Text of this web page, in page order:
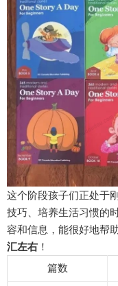
这个阶段孩子们正处于
技巧、培养生活习惯的
容和信息，能很好地帮
汇左右 ！
篇数